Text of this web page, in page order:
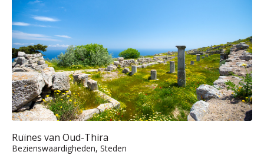
Ruïnes van Oud-Thira
Bezienswaardigheden, Steden